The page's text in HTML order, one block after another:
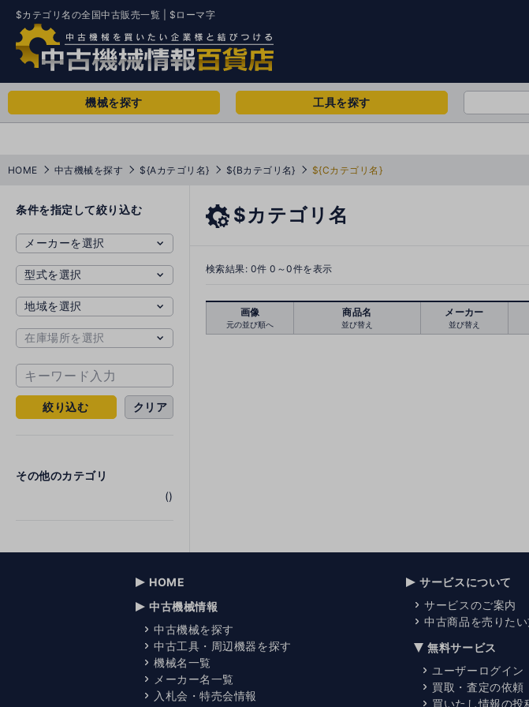
$カテゴリ名の全国中古販売一覧 | $ローマ字
機械を探す 工具を探す
HOME 中古機械を探す ${Aカテゴリ名} ${Bカテゴリ名} ${Cカテゴリ名}
条件を指定して絞り込む
絞り込む クリア
その他のカテゴリ
()
$カテゴリ名
検索結果: 0件 0～0件を表示
画像
元の並び順へ
商品名
並び替え
メーカー
並び替え
HOME
中古機械情報
中古機械を探す
中古工具・周辺機器を探す
機械名一覧
メーカー名一覧
入札会・特売会情報
サービスについて
サービスのご案内
中古商品を売りた
無料サービス
ユーザーログイン
買取・査定の依頼
買いたし情報の投